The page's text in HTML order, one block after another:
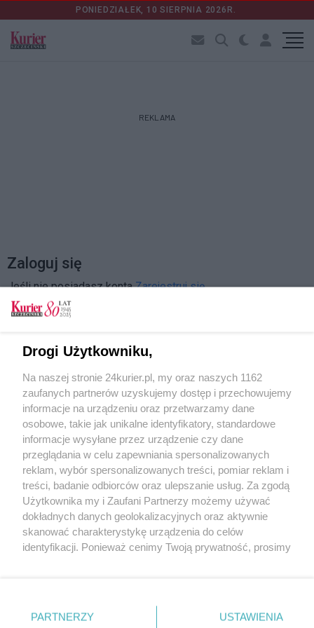
PONIEDZIAŁEK, 10 SIERPNIA 2026R.
REKLAMA
Zaloguj się
Jeśli nie posiadasz kontaZarejestruj się
Zapamiętać?
Zaloguj
Zapomniałem hasła
Copyright © 2022 Kurier Szczeciński sp. z o.o.
Drogi Użytkowniku,
Na naszej stronie 24kurier.pl, my oraz naszych 1162
zaufanych partnerów uzyskujemy dostęp i przechowujemy
informacje na urządzeniu oraz przetwarzamy dane
osobowe, takie jak unikalne identyfikatory, standardowe
informacje wysyłane przez urządzenie czy dane
przeglądania w celu zapewniania spersonalizowanych
reklam, wybór spersonalizowanych treści, pomiar reklam i
treści, badanie odbiorców oraz ulepszanie usług. Za zgodą
Użytkownika my i Zaufani Partnerzy możemy używać
dokładnych danych geolokalizacyjnych oraz aktywnie
skanować charakterystykę urządzenia do celów
identyfikacji. Ponieważ cenimy Twoją prywatność, prosimy
prywatności znajdujący się w lewym dolnym rogu strony
. Niektóre rodzaje przetwarzania danych nie wymagają
PARTNERZY USTAWIENIA